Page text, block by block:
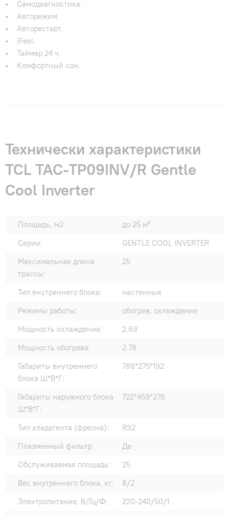
• Самодиагностика.
• Авторежим.
• Авторестарт.
• iFeel.
• Таймер 24 ч.
• Комфортный сон.
Технически характеристики
TCL TAC-TP09INV/R Gentle
Cool Inverter
Площадь, м2:
до 25 м²
Серии:
GENTLE COOL INVERTER
Максимальная длина
трассы:
25
Тип внутреннего блока:
настенные
Режимы работы:
обогрев, охлаждение
Мощность охлаждения:
2.69
Мощность обогрева:
2.78
Габариты внутреннего
блока Ш*В*Г:
788*275*192
Габариты наружного блока
Ш*В*Г:
722*459*276
Тип хладагента (фреона):
R32
Плазменный фильтр:
Да
Обслуживаемая площадь:
25
Вес внутреннего блока, кг:
8/2
Электропитание, В/Гц/Ф:
220-240/50/1